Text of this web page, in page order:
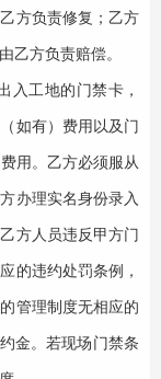
方负责修复；乙方
乙方负责赔偿。
入工地的门禁卡，
如有）费用以及 门
用。乙方必须服从
办理实名身份录入
方人员违反甲方门
的违约处罚条例，
管理制度无相应的
金。若现场门禁条